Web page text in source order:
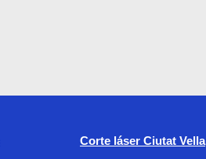
Corte láser Ciutat Vella